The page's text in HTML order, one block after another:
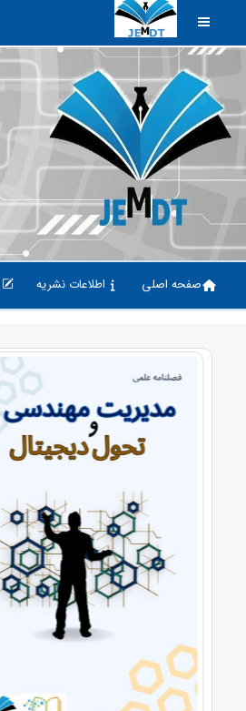
صفحه اصلی اطلاعات نشریه